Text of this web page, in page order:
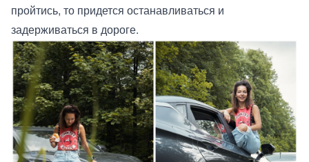
пройтись, то придется останавливаться и
задерживаться в дороге.